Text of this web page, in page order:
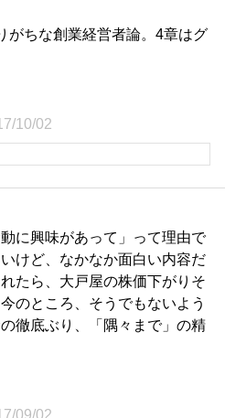
がちな創業経営者論。4章はグ
10/02
動に興味があって」って理由で
けど、なかなか面白い内容だ
たら、大戸屋の株価下がりそ
のところ、そうでもないよう
徹底ぶり、「隅々まで」の精
09/02